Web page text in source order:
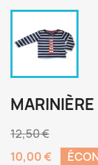
12,50 €
10,00 €